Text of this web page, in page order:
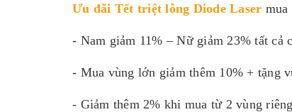
Ưu đãi Tết triệt lông Diode Laser mua
- Nam giảm 11% – Nữ giảm 23% tất cả
- Mua vùng lớn giảm thêm 10% + tặng
- Giảm thêm 2% khi mua từ 2 vùng